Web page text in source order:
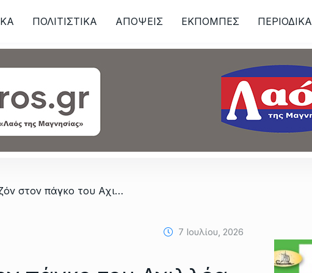
ΠΟΛΙΤΙΣΤΙΚΑ ΑΠΟΨΕΙΣ ΕΚΠΟΜΠΕΣ ΠΕΡΙΟΔΙΚΑ
/ Για τρίτη σεζόν στον πάγκο του Αχιλλέα ο Στέκας
7 Ιουλίου, 2026